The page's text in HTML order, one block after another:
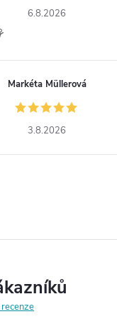
6.8.2026
Markéta Müllerová
3.8.2026